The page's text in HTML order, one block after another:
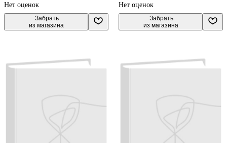
Нет оценок
Забрать
из магазина
Нет оценок
Забрать
из магазина